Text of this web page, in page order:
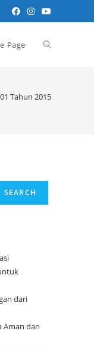
Page
Tahun 2015
SEARCH
dari
Aman dan